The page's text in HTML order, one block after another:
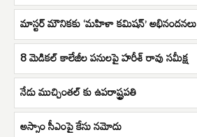
మాస్టర్‌ మౌనికకు ‘మహిళా కమిషన్’ అభినందనలు
8 మెడికల్ కాలేజీల పనులపై హరీశ్ రావు సమీక్ష
నేడు ముచ్చింతల్ కు ఉపరాష్ట్రపతి
అస్సాం సీఎంపై కేసు నమోదు